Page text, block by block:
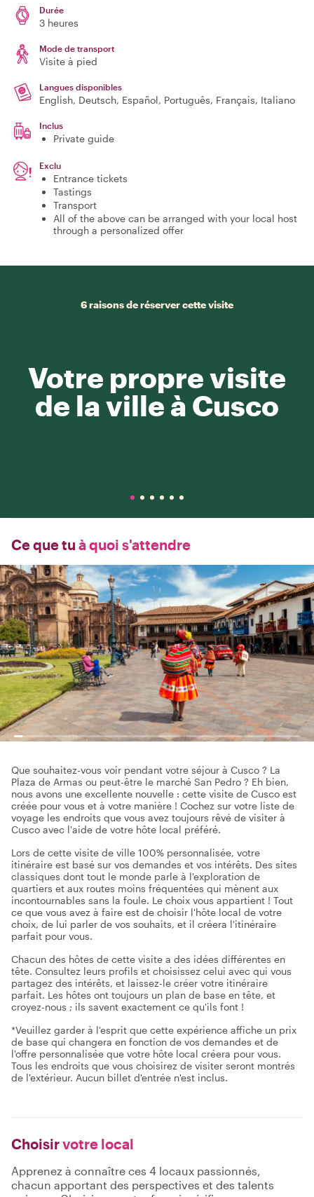
Durée
3 heures
Mode de transport
Visite à pied
Langues disponibles
English, Deutsch, Español, Português, Français, Italiano
Inclus
Private guide
Exclu
Entrance tickets
Tastings
Transport
All of the above can be arranged with your local host
through a personalized offer
6 raisons de réserver cette visite
Votre propre visite
de la ville à Cusco
Ce que tu à quoi s'attendre
Que souhaitez-vous voir pendant votre séjour à Cusco ? La
Plaza de Armas ou peut-être le marché San Pedro ? Eh bien,
nous avons une excellente nouvelle : cette visite de Cusco est
créée pour vous et à votre manière ! Cochez sur votre liste de
voyage les endroits que vous avez toujours rêvé de visiter à
Cusco avec l'aide de votre hôte local préféré.
Lors de cette visite de ville 100% personnalisée, votre
itinéraire est basé sur vos demandes et vos intérêts. Des sites
classiques dont tout le monde parle à l'exploration de
quartiers et aux routes moins fréquentées qui mènent aux
incontournables sans la foule. Le choix vous appartient ! Tout
ce que vous avez à faire est de choisir l'hôte local de votre
choix, de lui parler de vos souhaits, et il créera l'itinéraire
parfait pour vous.
Chacun des hôtes de cette visite a des idées différentes en
tête. Consultez leurs profils et choisissez celui avec qui vous
partagez des intérêts, et laissez-le créer votre itinéraire
parfait. Les hôtes ont toujours un plan de base en tête, et
croyez-nous ; ils savent exactement ce qu'ils font !
*Veuillez garder à l'esprit que cette expérience affiche un prix
de base qui changera en fonction de vos demandes et de
l'offre personnalisée que votre hôte local créera pour vous.
Tous les endroits que vous choisirez de visiter seront montrés
de l'extérieur. Aucun billet d'entrée n'est inclus.
Choisirvotre local
Apprenez à connaître ces 4 locaux passionnés,
chacun apportant des perspectives et des talents